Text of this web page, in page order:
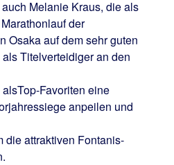
Melanie Kraus, die als
der
Osaka auf dem sehr guten
Titelverteidiger an den
Favoriten eine
anpeilen und
die attraktiven Fontanis-